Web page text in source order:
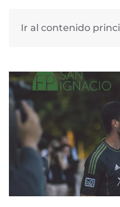
Ir al contenido